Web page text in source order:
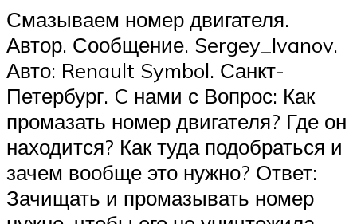
Смазываем номер двигателя.
Автор. Сообщение. Sergey_Ivanov.
Авто: Renault Symbol. Санкт-
Петербург. C нами с Вопрос: Как
промазать номер двигателя? Где он
находится? Как туда подобраться и
зачем вообще это нужно? Ответ:
Зачищать и промазывать номер